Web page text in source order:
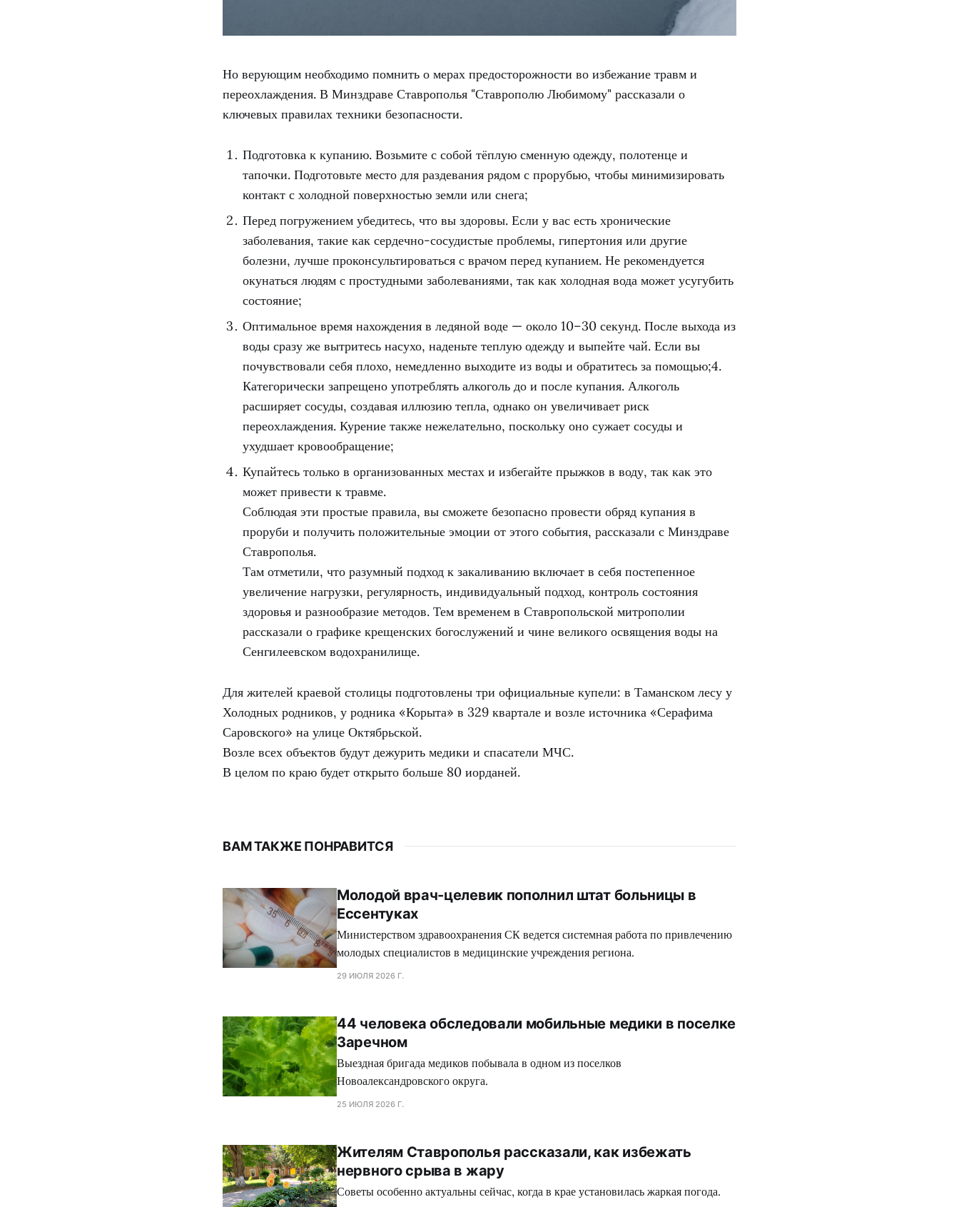
Но верующим необходимо помнить о мерах предосторожности во избежание травм и
переохлаждения. В Минздраве Ставрополья "Ставрополю Любимому" рассказали о
ключевых правилах техники безопасности.
Подготовка к купанию. Возьмите с собой тёплую сменную одежду, полотенце и
тапочки. Подготовьте место для раздевания рядом с прорубью, чтобы минимизировать
контакт с холодной поверхностью земли или снега;
Перед погружением убедитесь, что вы здоровы. Если у вас есть хронические
заболевания, такие как сердечно-сосудистые проблемы, гипертония или другие
болезни, лучше проконсультироваться с врачом перед купанием. Не рекомендуется
окунаться людям с простудными заболеваниями, так как холодная вода может усугубить
состояние;
Оптимальное время нахождения в ледяной воде — около 10–30 секунд. После выхода из
воды сразу же вытритесь насухо, наденьте теплую одежду и выпейте чай. Если вы
почувствовали себя плохо, немедленно выходите из воды и обратитесь за помощью;4.
Категорически запрещено употреблять алкоголь до и после купания. Алкоголь
расширяет сосуды, создавая иллюзию тепла, однако он увеличивает риск
переохлаждения. Курение также нежелательно, поскольку оно сужает сосуды и
ухудшает кровообращение;
Купайтесь только в организованных местах и избегайте прыжков в воду, так как это
может привести к травме.
Соблюдая эти простые правила, вы сможете безопасно провести обряд купания в
проруби и получить положительные эмоции от этого события, рассказали с Минздраве
Ставрополья.
Там отметили, что разумный подход к закаливанию включает в себя постепенное
увеличение нагрузки, регулярность, индивидуальный подход, контроль состояния
здоровья и разнообразие методов. Тем временем в Ставропольской митрополии
рассказали о графике крещенских богослужений и чине великого освящения воды на
Сенгилеевском водохранилище.
Для жителей краевой столицы подготовлены три официальные купели: в Таманском лесу у
Холодных родников, у родника «Корыта» в 329 квартале и возле источника «Серафима
Саровского» на улице Октябрьской.
Возле всех объектов будут дежурить медики и спасатели МЧС.
В целом по краю будет открыто больше 80 иорданей.
ВАМ ТАКЖЕ ПОНРАВИТСЯ
Молодой врач-целевик пополнил штат больницы в
Ессентуках
Министерством здравоохранения СК ведется системная работа по привлечению
молодых специалистов в медицинские учреждения региона.
29 ИЮЛЯ 2026 Г.
44 человека обследовали мобильные медики в поселке
Заречном
Выездная бригада медиков побывала в одном из поселков
Новоалександровского округа.
25 ИЮЛЯ 2026 Г.
Жителям Ставрополья рассказали, как избежать
нервного срыва в жару
Советы особенно актуальны сейчас, когда в крае установилась жаркая погода.